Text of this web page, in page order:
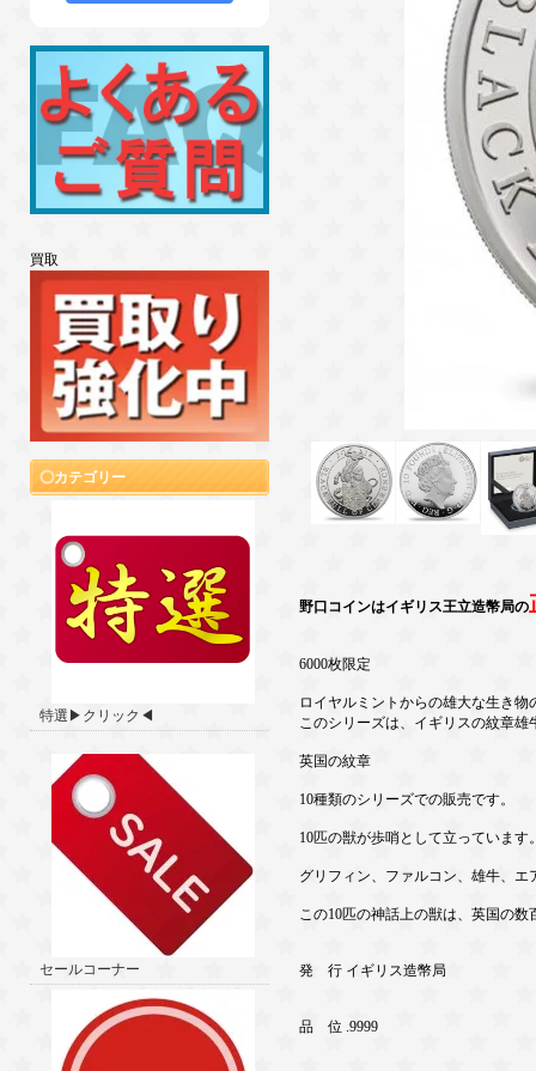
買取
カテゴリー
特選▶クリック◀
セールコーナー
野口コインはイギリス王立造幣局の
6000枚限定
ロイヤルミントからの雄大な生き物
このシリーズは、イギリスの紋章
英国の紋章
10種類のシリーズでの販売です。
10匹の獣が歩哨として立っています
グリフィン、ファルコン、雄牛、
この10匹の神話上の獣は、英国の
発 行 イギリス造幣局
品 位 .9999